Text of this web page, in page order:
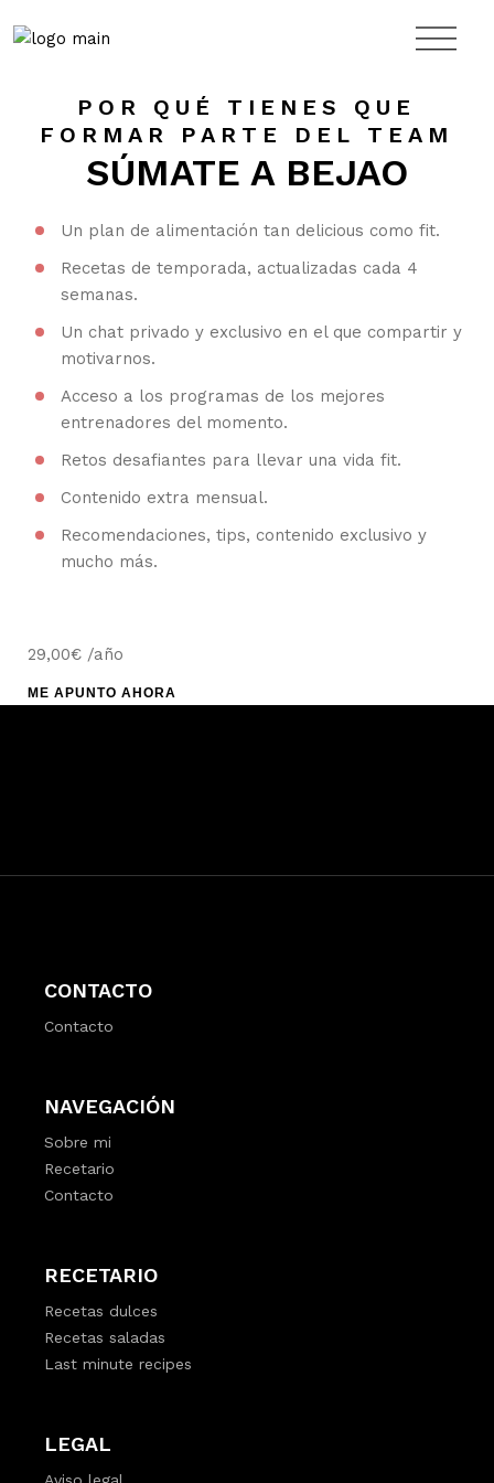
to
the
Seamos amigos
POR QUÉ TIENES QUE
FORMAR PARTE DEL TEAM
SÚMATE A BEJAO
Un plan de alimentación tan delicious como fit.
Recetas de temporada, actualizadas cada 4
semanas.
Un chat privado y exclusivo en el que compartir y
motivarnos.
Acceso a los programas de los mejores
entrenadores del momento.
Retos desafiantes para llevar una vida fit.
Contenido extra mensual.
Recomendaciones, tips, contenido exclusivo y
mucho más.
29,00€ /año
ME APUNTO AHORA
CONTACTO
Contacto
NAVEGACIÓN
Sobre mi
Recetario
Contacto
RECETARIO
Recetas dulces
Recetas saladas
Last minute recipes
LEGAL